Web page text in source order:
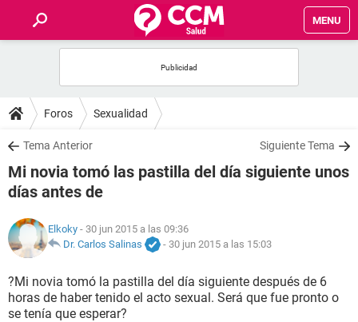
MENU
FOROS
SALUD
FAMILIA
NUTRICIÓN
SEXUALIDAD
Foros Sexualidad
Tema Anterior Siguiente Tema
Mi novia tomó las pastilla del día siguiente unos
días antes de
Elkoky - 30 jun 2015 a las 09:36
Dr. Carlos Salinas
- 30 jun 2015 a las 15:03
?Mi novia tomó la pastilla del día siguiente después de 6
horas de haber tenido el acto sexual. Será que fue pronto o
se tenía que esperar?